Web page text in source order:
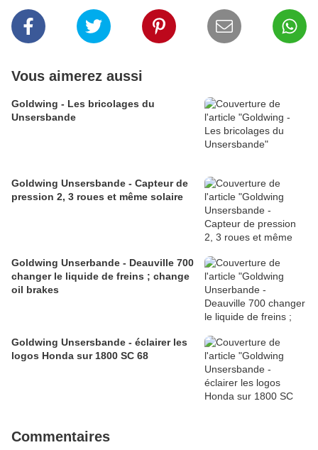
Vous aimerez aussi
Goldwing - Les bricolages du
Unsersbande
Goldwing Unsersbande - Capteur de
pression 2, 3 roues et même solaire
Goldwing Unserbande - Deauville 700
changer le liquide de freins ; change
oil brakes
Goldwing Unsersbande - éclairer les
logos Honda sur 1800 SC 68
Commentaires